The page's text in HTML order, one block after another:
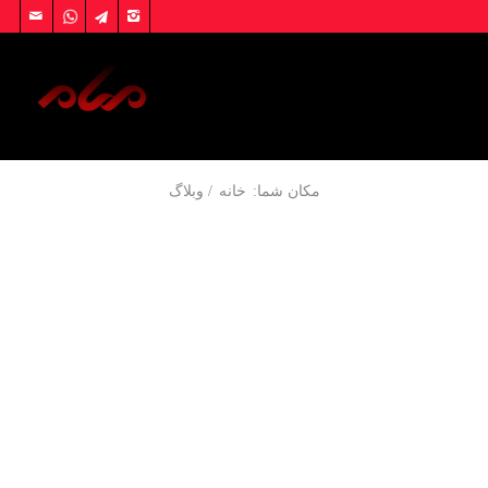
مکان شما: خانه / وبلاگ